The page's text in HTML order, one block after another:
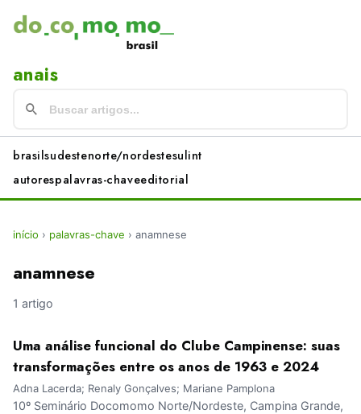
anais
brasilsudestenorte/nordestesulint
autorespalavras-chaveeditorial
início › palavras-chave › anamnese
anamnese
1 artigo
Uma análise funcional do Clube Campinense: suas
transformações entre os anos de 1963 e 2024
Adna Lacerda; Renaly Gonçalves; Mariane Pamplona
10º Seminário Docomomo Norte/Nordeste, Campina Grande,